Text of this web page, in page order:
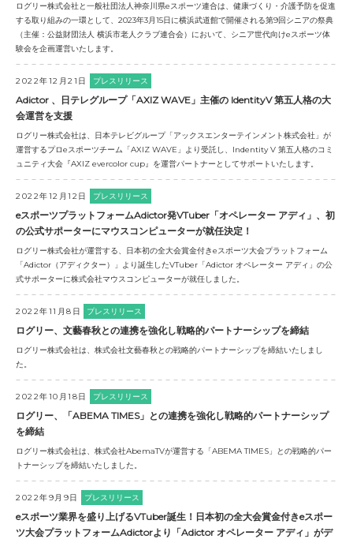
ログリー株式会社と一般社団法人神奈川県eスポーツ連合は、健康づくり・介護予防を促進
する取り組みの一環として、2023年3月15日に横浜武道館で開催される第9回シニアの祭典
（主催：公益財団法人 横浜市老人クラブ連合会）において、シニア世代向けeスポーツ体
験会を企画運営いたします。
2022年12月21日 プレスリリース
Adictor 、日テレグループ「AXIZ WAVE」主催の IdentityV 第五人格の大
会運営を支援
ログリー株式会社は、日本テレビグループ「アックスエンターテインメント株式会社」が
運営するプロeスポーツチーム「AXIZ WAVE」より受託し、Indentity V 第五人格のコミ
ュニティ大会『AXIZ evercolor cup』を運営パートナーとしてサポートいたします。
2022年12月12日 プレスリリース
eスポーツプラットフォームAdictor発VTuber「オペレーター アディ」、初
の公式サポーターにマウスコンピューターが就任決定！
ログリー株式会社が運営する、日本初の全大会賞金付きeスポーツ大会プラットフォーム
「Adictor（アディクター）」より誕生したVTuber「Adictor オペレーター アディ」の公
式サポーターに株式会社マウスコンピューターが就任しました。
2022年11月8日 プレスリリース
ログリー、文藝春秋との連携を強化し戦略的パートナーシップを締結
ログリー株式会社は、株式会社文藝春秋との戦略的パートナーシップを締結いたしまし
た。
2022年10月18日 プレスリリース
ログリー、「ABEMA TIMES」との連携を強化し戦略的パートナーシップ
を締結
ログリー株式会社は、株式会社AbemaTVが運営する「ABEMA TIMES」との戦略的パー
トナーシップを締結いたしました。
2022年9月9日 プレスリリース
eスポーツ業界を盛り上げるVTuber誕生！日本初の全大会賞金付きeスポー
ツ大会プラットフォームAdictorより「Adictor オペレーター アディ」がデ